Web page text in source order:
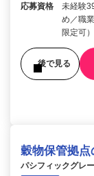
応募資格
未経験
め／職
限定可）
後で見る
穀物保管拠点
パシフィックグレ